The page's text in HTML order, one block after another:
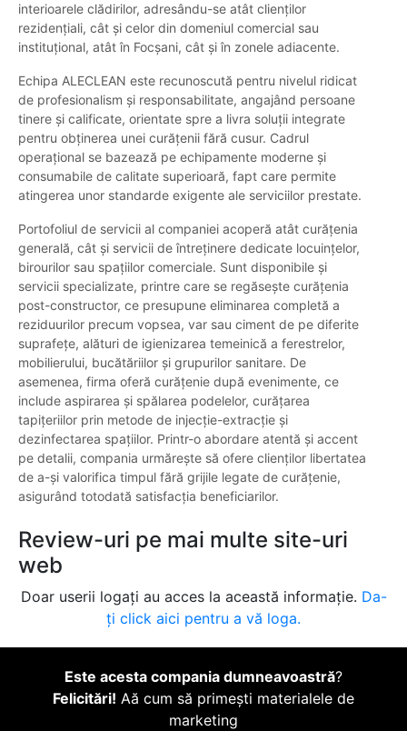
interioarele clădirilor, adresându-se atât clienților
rezidențiali, cât și celor din domeniul comercial sau
instituțional, atât în Focșani, cât și în zonele adiacente.
Echipa ALECLEAN este recunoscută pentru nivelul ridicat
de profesionalism și responsabilitate, angajând persoane
tinere și calificate, orientate spre a livra soluții integrate
pentru obținerea unei curățenii fără cusur. Cadrul
operațional se bazează pe echipamente moderne și
consumabile de calitate superioară, fapt care permite
atingerea unor standarde exigente ale serviciilor prestate.
Portofoliul de servicii al companiei acoperă atât curățenia
generală, cât și servicii de întreținere dedicate locuințelor,
birourilor sau spațiilor comerciale. Sunt disponibile și
servicii specializate, printre care se regăsește curățenia
post-constructor, ce presupune eliminarea completă a
reziduurilor precum vopsea, var sau ciment de pe diferite
suprafețe, alături de igienizarea temeinică a ferestrelor,
mobilierului, bucătăriilor și grupurilor sanitare. De
asemenea, firma oferă curățenie după evenimente, ce
include aspirarea și spălarea podelelor, curățarea
tapițeriilor prin metode de injecție-extracție și
dezinfectarea spațiilor. Printr-o abordare atentă și accent
pe detalii, compania urmărește să ofere clienților libertatea
de a-și valorifica timpul fără grijile legate de curățenie,
asigurând totodată satisfacția beneficiarilor.
Review-uri pe mai multe site-uri
web
Doar userii logați au acces la această informație. Da-
ți click aici pentru a vă loga.
Este acesta compania dumneavoastră?
Felicitări! Aă cum să primești materialele de
marketing